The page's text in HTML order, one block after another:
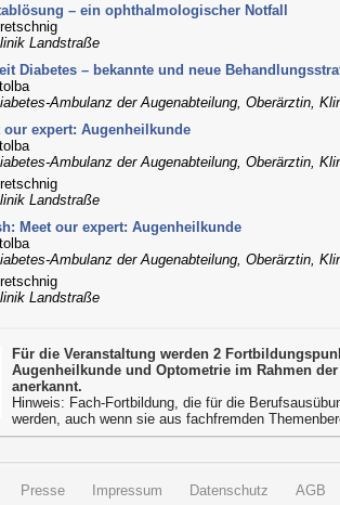
– ein ophthalmologischer Notfall
Landstraße
Diabetes – bekannte und neue
Ambulanz der Augenabteilung, Oberärztin,
our expert: Augenheilkunde
Ambulanz der Augenabteilung, Oberärztin,
Landstraße
Meet our expert: Augenheilkunde
Ambulanz der Augenabteilung, Oberärztin,
Landstraße
Für die Veranstaltung werden 2
Augenheilkunde und Optometrie im Rahmen
anerkannt.
Hinweis: Fach-Fortbildung, die für die
werden, auch wenn sie aus fachfremden
Presse Impressum Datenschutz AGB